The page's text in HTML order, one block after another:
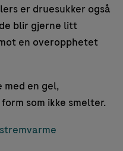
er druesukker også
blir gjerne litt
en overopphetet
med en gel,
som ikke smelter.